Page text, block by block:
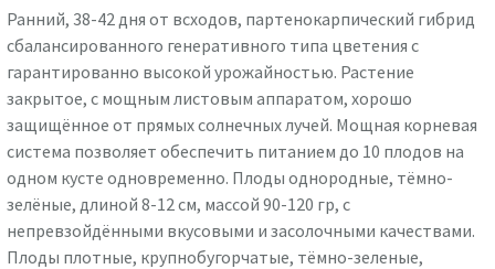
Ранний, 38-42 дня от всходов, партенокарпический гибрид
сбалансированного генеративного типа цветения с
гарантированно высокой урожайностью. Растение
закрытое, с мощным листовым аппаратом, хорошо
защищённое от прямых солнечных лучей. Мощная корневая
система позволяет обеспечить питанием до 10 плодов на
одном кусте одновременно. Плоды однородные, тёмно-
зелёные, длиной 8-12 см, массой 90-120 гр, с
непревзойдёнными вкусовыми и засолочными качествами.
Плоды плотные, крупнобугорчатые, тёмно-зеленые,